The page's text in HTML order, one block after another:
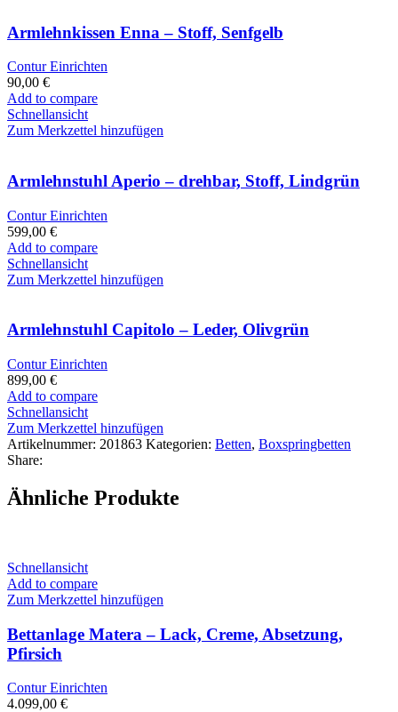
Armlehnkissen Enna – Stoff, Senfgelb
Contur Einrichten
90,00 €
Add to compare
Schnellansicht
Zum Merkzettel hinzufügen
Armlehnstuhl Aperio – drehbar, Stoff, Lindgrün
Contur Einrichten
599,00 €
Add to compare
Schnellansicht
Zum Merkzettel hinzufügen
Armlehnstuhl Capitolo – Leder, Olivgrün
Contur Einrichten
899,00 €
Add to compare
Schnellansicht
Zum Merkzettel hinzufügen
Artikelnummer: 201863 Kategorien: Betten, Boxspringbetten
Share:
Ähnliche Produkte
Schnellansicht
Add to compare
Zum Merkzettel hinzufügen
Bettanlage Matera – Lack, Creme, Absetzung,
Pfirsich
Contur Einrichten
4.099,00 €